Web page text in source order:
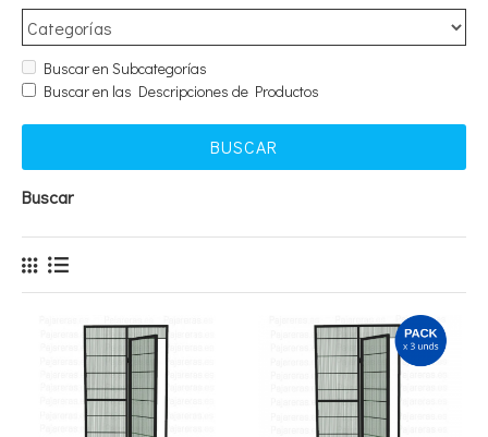
Buscar en Subcategorías
Buscar en las Descripciones de Productos
BUSCAR
Buscar